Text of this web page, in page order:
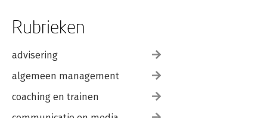
Rubrieken
advisering
algemeen management
coaching en trainen